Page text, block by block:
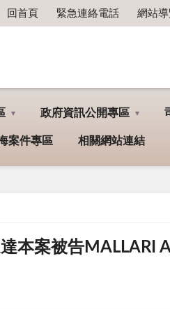
回首頁 緊急連絡電話 網站
政府資訊公開專區
案件專區 相關網站連結
本案被告MALLARI